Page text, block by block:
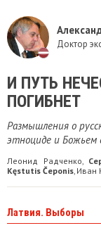
Доктор
И ПУТЬ
ПОГИБНЕТ
Размышления о
этноциде и Божьем
Леонид Радченко,
Kęstutis Čeponis, Иван
Латвия. Выборы